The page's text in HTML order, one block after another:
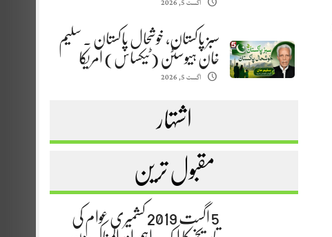
اگست 5, 2026
سبز پاکستان، خوشحال پاکستان . سلیم
خان ہیوسٹن (ٹیکساس) امریکا
اگست 5, 2026
اشتہار
مقبول ترین
5 اگست 2019 کشمیری عوام کی